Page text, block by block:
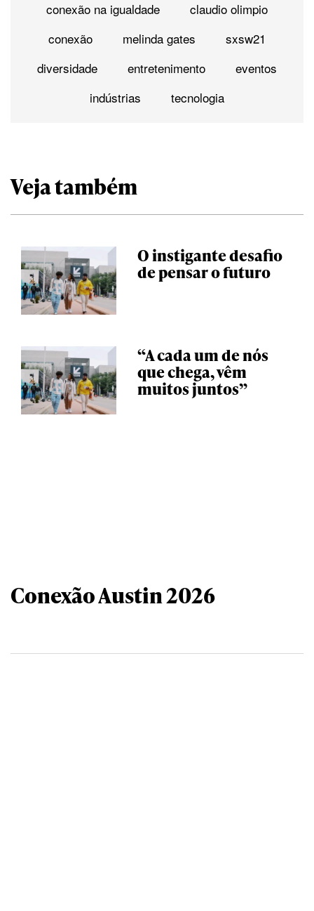
conexão na igualdade
claudio olimpio
conexão
melinda gates
sxsw21
diversidade
entretenimento
eventos
indústrias
tecnologia
Veja também
O instigante desafio
de pensar o futuro
“A cada um de nós
que chega, vêm
muitos juntos”
Conexão Austin 2026